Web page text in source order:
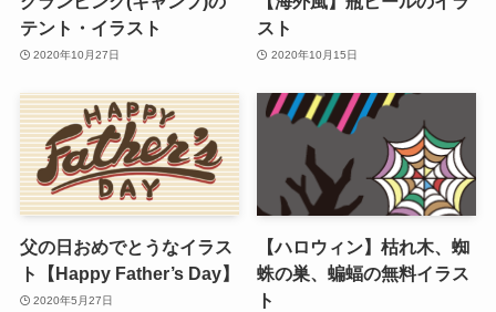
テント・イラスト
2020年10月27日
スト
2020年10月15日
父の日おめでとうなイラス
ト【Happy Father’s Day】
2020年5月27日
【ハロウィン】枯れ木、蜘
蛛の巣、蝙蝠の無料イラス
ト